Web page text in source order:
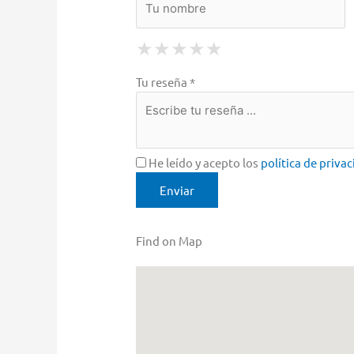
★ 1 Star
★ ★ 2 Stars
★ ★ ★ 3 Stars
★ ★ ★ ★ 4 Stars
★ ★ ★ ★ ★
Tu reseña *
He leído y acepto los política de
Find on Map